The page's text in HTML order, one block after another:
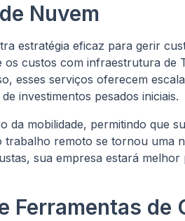
Nuvem
estratégia eficaz para gerir
custos com infraestrutura de
esses serviços oferecem
investimentos pesados iniciais.
mobilidade, permitindo que
remoto se tornou uma
sua empresa estará
Ferramentas de